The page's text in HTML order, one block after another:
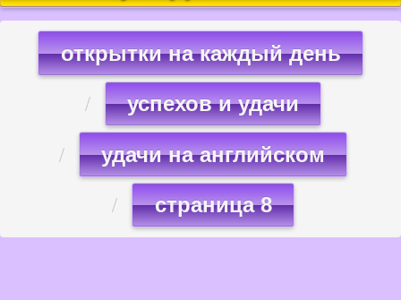
открытки на каждый день
успехов и удачи
удачи на английском
страница 8